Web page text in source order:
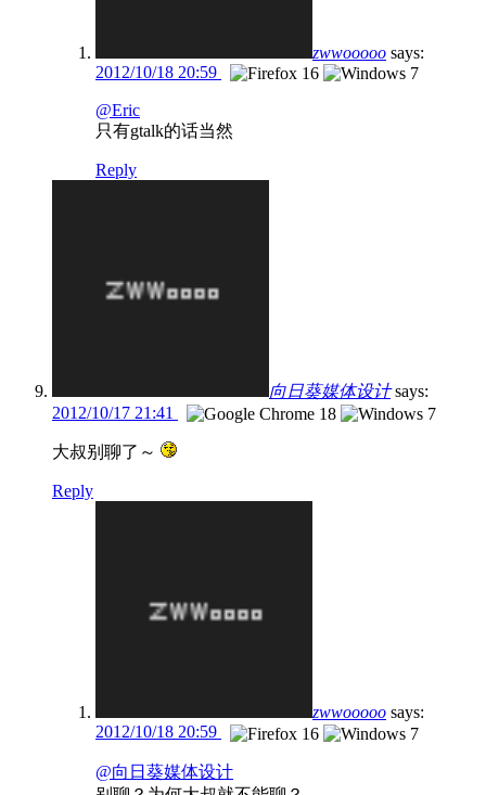
zwwooooo says:
2012/10/18 20:59
@Eric
只有gtalk的话当然
Reply
向日葵媒体设计 says:
2012/10/17 21:41
大叔别聊了～
Reply
zwwooooo says:
2012/10/18 20:59
@向日葵媒体设计